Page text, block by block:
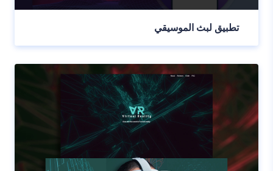
تطبيق لبث الموسيقي